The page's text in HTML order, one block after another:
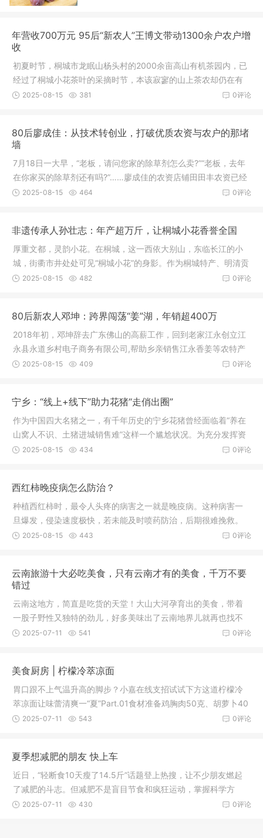
年营收700万元 95后“新农人”王博文带动1300余户农户增
收
初夏时节，桐城市龙眠山杨头村的2000余亩高山有机茶园内，已
经过了桐城小花茶叶的采摘时节，本该寂寥的山上茶农却仍在有
条不紊地抓紧采摘着，进入今年第二波的采茶。“这是我们基于原
0评论
2025-08-15 381
80后廖成佳：从技术转创业，打破优质农资与农户的那堵
墙
7月18日一大早，“老板，请问您家的除草剂怎么卖?”“老板，去年
在你家买的除草剂还有吗?”……廖成佳的农资店铺田田丰农资已经
迎来了客户的陆续咨询。近半个月以来，自从湖南等地的洪水退
0评论
2025-08-15 464
非遗传承人孙壮志：年产超万斤，让桐城小花香誉全国
厚重文都，灵韵小花。在桐城，这一西依大别山，东临长江的小
城，街衢市井处处可见“桐城小花”的身影。作为桐城特产、明清贡
茶安徽十大名茶，桐城小花原产于桐城市龙眠山一带，叠翠层0评论
2025-08-15 482
80后新农人邓坤：跨界闯荡“姜”湖，年销超400万
2018年初，邓坤辞去广东佛山的高薪工作，回到老家江永创立江
永县永道乡村电子商务有限公司,帮助乡亲销售江永香姜等农特产
品。7年时间，邓坤从务农小白变成高手，靠种香姜、卖香姜，年
0评论
2025-08-15 409
宁乡：“线上+线下”助力花猪“走俏出圈”
作为中国四大名猪之一，有千年历史的宁乡花猪曾经面临着“养在
山窝人不识、土猪进城销售难”这样一个尴尬状况。为充分发挥资
源禀赋优势、打造乡村振兴的“花猪引擎”，宁乡市流沙河镇深入开
0评论
2025-08-15 434
西红柿晚疫病怎么防治？
种植西红柿时，最令人头疼的病害之一就是晚疫病。这种病害一
旦爆发，侵染速度极快，若未能及时喷药防治，后期很难挽救。
在严重情况下，可导致减产20%-40%。那么，西红柿晚疫病的发
0评论
2025-08-15 443
云南旅游十大必吃美食，只有云南才有的美食，千万不要
错过
云南这地方，简直是吃货的天堂！大山大河孕育出的美食，带着
一股子野性又独特的劲儿，好多美味出了云南地界儿就再也找不
着。本期小编带您进入云南的美食天堂，这些云南独特美食你都
0评论
2025-07-11 541
美食厨房 | 柠檬冷萃凉面
胃口跟不上气温升高的脚步？小嘉在线支招试试下方这道柠檬冷
萃凉面让味蕾清爽一“夏”Part.01食材准备鸡胸肉50克、胡萝卜40
克、黄瓜50克、豆芽30克、手工面200克、白芝麻5克、小米辣1
0评论
2025-07-11 543
夏季想减肥的朋友 快上车
近日，“轻断食10天瘦了14.5斤”话题登上热搜，让不少朋友燃起
了减肥的斗志。但减肥不是盲目节食和疯狂运动，掌握科学方
法，才能在这个夏天健康瘦、快乐瘦！减肥期间应该怎样吃？哪
0评论
2025-07-11 430